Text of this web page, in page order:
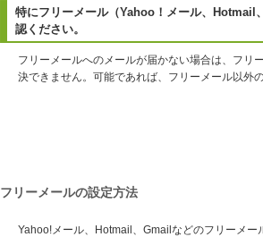
特にフリーメール（Yahoo！メール、Hotmail
認ください。
フリーメールへのメールが届かない場合は、フリ
決できません。可能であれば、フリーメール以外
フリーメールの設定方法
Yahoo!メール、Hotmail、Gmailなどのフリーメー